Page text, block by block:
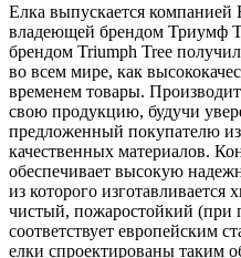
Елка выпускается компанией
владеющей брендом Триумф
брендом Triumph Tree
во всем мире, как
временем товары.
свою продукцию, будучи
предложенный покупателю
качественных материалов.
обеспечивает высокую
из которого изготавливается
чистый, пожаростойкий (при
соответствует европейским
елки спроектированы таким